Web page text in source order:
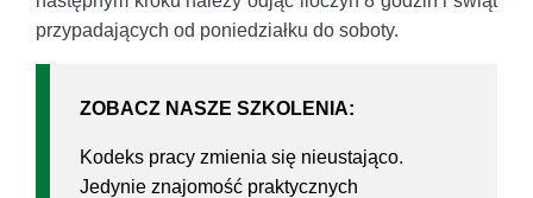
przypadających od poniedziałku do soboty.
ZOBACZ NASZE SZKOLENIA:
Kodeks pracy zmienia się nieustająco.
Jedynie znajomość praktycznych